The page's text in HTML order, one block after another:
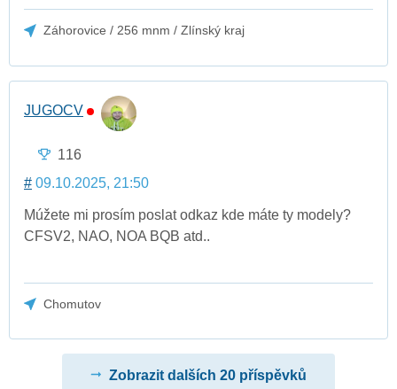
Záhorovice / 256 mnm / Zlínský kraj
JUGOCV
116
# 09.10.2025, 21:50
Múžete mi prosím poslat odkaz kde máte ty modely?
CFSV2, NAO, NOA BQB atd..
Chomutov
Zobrazit dalších 20 příspěvků